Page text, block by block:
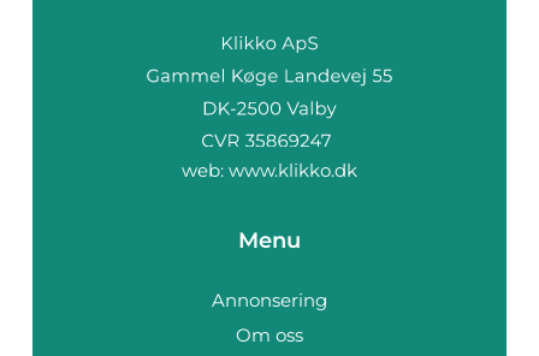
web: www.klikko.dk
Menu
Annonsering
Om oss